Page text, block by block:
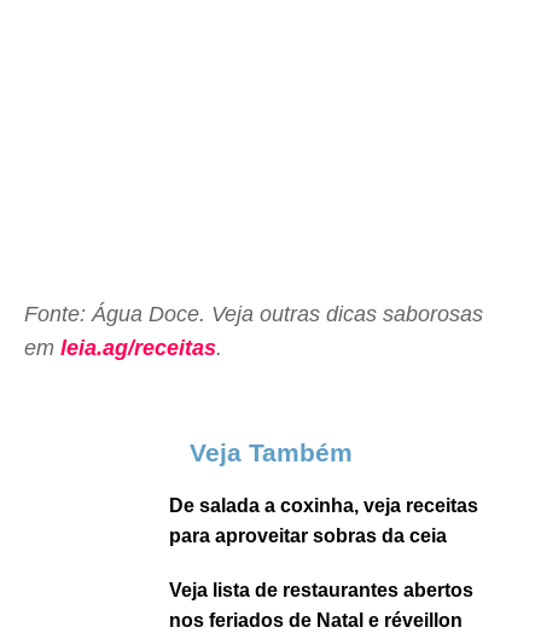
Fonte: Água Doce. Veja outras dicas saborosas
em leia.ag/receitas.
Veja Também
De salada a coxinha, veja receitas
para aproveitar sobras da ceia
Veja lista de restaurantes abertos
nos feriados de Natal e réveillon